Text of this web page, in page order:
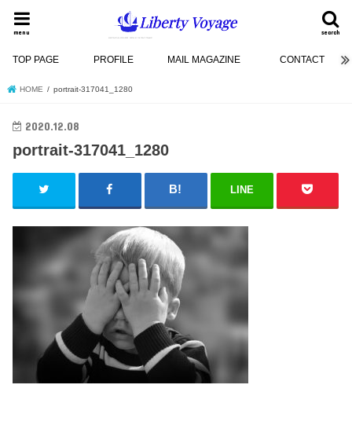
search
menu
TOP PAGE PROFILE MAIL MAGAZINE CONTACT
HOME portrait-317041_1280
2020.12.08
portrait-317041_1280
LINE